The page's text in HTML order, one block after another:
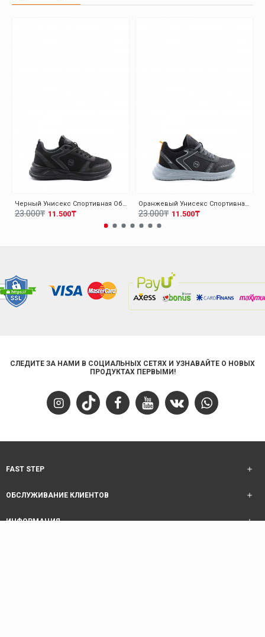
Черный Унисекс Спортивная Обувь 140XA5310
11.500₸
23.000₸
Оранжевый Унисекс Спортивная Обувь 140XA5310
11.500₸
23.000₸
СЛЕДИТЕ ЗА НАМИ В СОЦИАЛЬНЫХ СЕТЯХ И УЗНАВАЙТЕ О НОВЫХ
ПРОДУКТАХ ПЕРВЫМИ!
FAST STEP
ОБСЛУЖИВАНИЕ КЛИЕНТОВ
ИНФОРМАЦИЯ